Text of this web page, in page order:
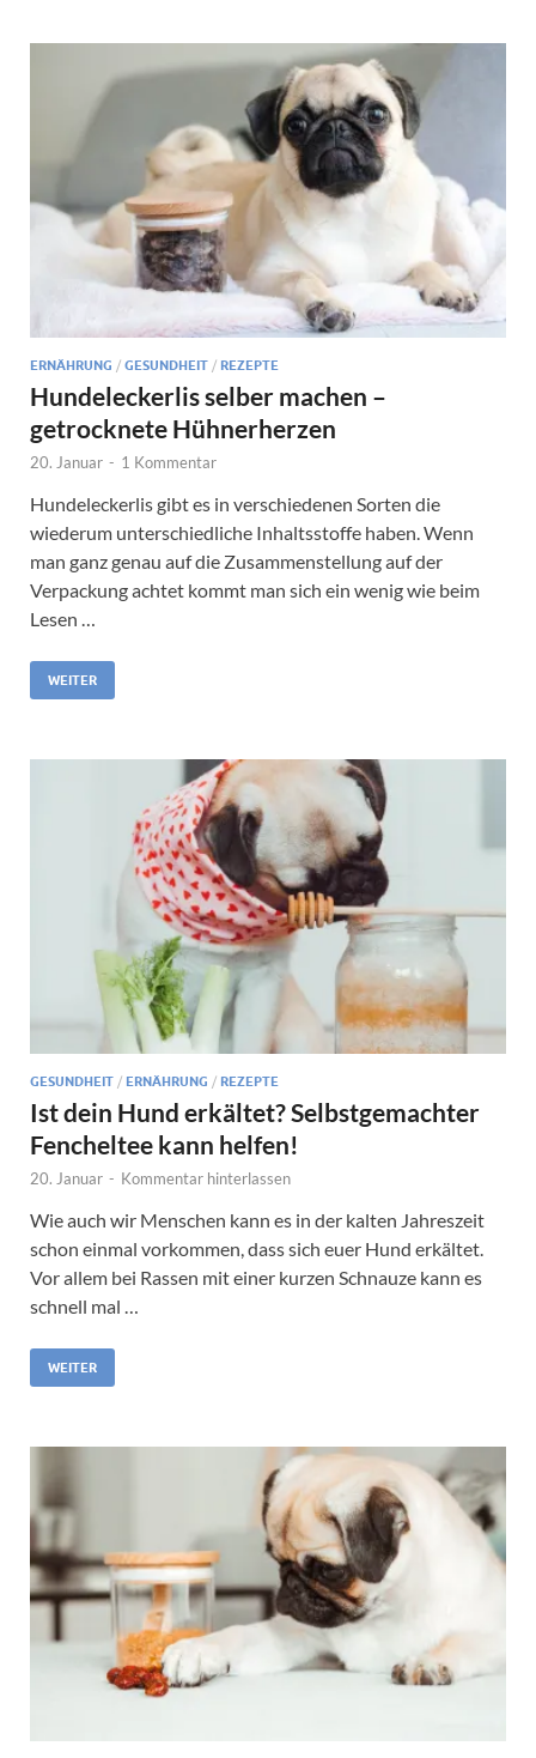
ERNÄHRUNG / GESUNDHEIT / REZEPTE
Hundeleckerlis selber machen –
getrocknete Hühnerherzen
20. Januar - 1 Kommentar
Hundeleckerlis gibt es in verschiedenen Sorten die
wiederum unterschiedliche Inhaltsstoffe haben. Wenn
man ganz genau auf die Zusammenstellung auf der
Verpackung achtet kommt man sich ein wenig wie beim
Lesen …
WEITER
GESUNDHEIT / ERNÄHRUNG / REZEPTE
Ist dein Hund erkältet? Selbstgemachter
Fencheltee kann helfen!
20. Januar - Kommentar hinterlassen
Wie auch wir Menschen kann es in der kalten Jahreszeit
schon einmal vorkommen, dass sich euer Hund erkältet.
Vor allem bei Rassen mit einer kurzen Schnauze kann es
schnell mal …
WEITER